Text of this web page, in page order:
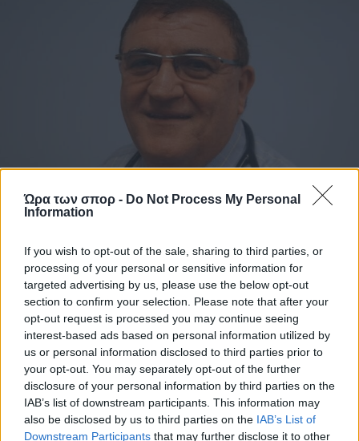
Ώρα των σπορ - Do Not Process My Personal
Information
If you wish to opt-out of the sale, sharing to third parties, or
processing of your personal or sensitive information for
targeted advertising by us, please use the below opt-out
section to confirm your selection. Please note that after your
opt-out request is processed you may continue seeing
interest-based ads based on personal information utilized by
us or personal information disclosed to third parties prior to
your opt-out. You may separately opt-out of the further
disclosure of your personal information by third parties on the
IAB’s list of downstream participants. This information may
also be disclosed by us to third parties on the IAB’s List of
Downstream Participants that may further disclose it to other
Σοκ: Έλληνας γιατρός στην Αυστραλία κατηγορείται για 148
βιασμούς και επιθέσεις